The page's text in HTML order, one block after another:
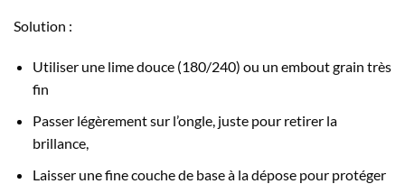
Solution :
Utiliser une lime douce (180/240) ou un embout grain très
fin
Passer légèrement sur l’ongle, juste pour retirer la
brillance,
Laisser une fine couche de base à la dépose pour protéger